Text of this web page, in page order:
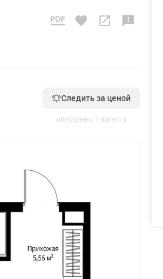
Следить за ценой
обновлено 7 августа